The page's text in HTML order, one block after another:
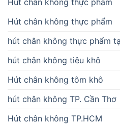
Hút chân không thực phẩm
hút chân không thực phẩm
hút chân không tiêu khô
Hút chân không tôm khô
hút chân không TP. Cần Thơ
Hút chân không TP.HCM